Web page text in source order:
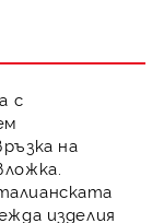
с
на
изделия